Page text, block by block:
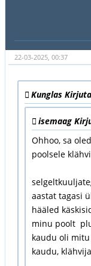
22-03-2025, 00:37
Kunglas
isemaag
Ohhoo, sa
poolsele
aastat tagasi
hääled
minu poolt
kaudu oli
kaudu,